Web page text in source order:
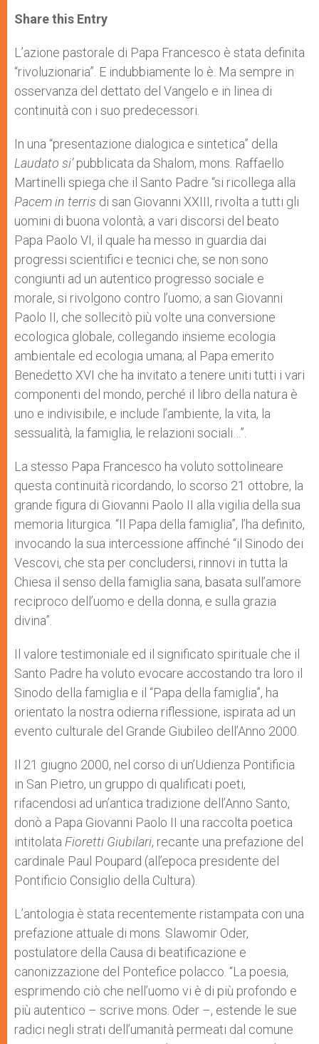
t
s
p
p
s
e
g
e
r
e
b
o
k
r
Share this Entry
L’azione pastorale di Papa Francesco è stata definita
“rivoluzionaria”. E indubbiamente lo è. Ma sempre in
osservanza del dettato del Vangelo e in linea di
continuità con i suo predecessori.
In una “presentazione dialogica e sintetica” della
Laudato si’pubblicata da Shalom, mons. Raffaello
Martinelli spiega che il Santo Padre “si ricollega alla
Pacem in terris di san Giovanni XXIII, rivolta a tutti gli
uomini di buona volontà; a vari discorsi del beato
Papa Paolo VI, il quale ha messo in guardia dai
progressi scientifici e tecnici che, se non sono
congiunti ad un autentico progresso sociale e
morale, si rivolgono contro l’uomo; a san Giovanni
Paolo II, che sollecitò più volte una conversione
ecologica globale, collegando insieme ecologia
ambientale ed ecologia umana; al Papa emerito
Benedetto XVI che ha invitato a tenere uniti tutti i vari
componenti del mondo, perché il libro della natura è
uno e indivisibile, e include l’ambiente, la vita, la
sessualità, la famiglia, le relazioni sociali…”.
La stesso Papa Francesco ha voluto sottolineare
questa continuità ricordando, lo scorso 21 ottobre, la
grande figura di Giovanni Paolo II alla vigilia della sua
memoria liturgica. “Il Papa della famiglia”, l’ha definito,
invocando la sua intercessione affinché “il Sinodo dei
Vescovi, che sta per concludersi, rinnovi in tutta la
Chiesa il senso della famiglia sana, basata sull’amore
reciproco dell’uomo e della donna, e sulla grazia
divina”.
Il valore testimoniale ed il significato spirituale che il
Santo Padre ha voluto evocare accostando tra loro il
Sinodo della famiglia e il “Papa della famiglia”, ha
orientato la nostra odierna riflessione, ispirata ad un
evento culturale del Grande Giubileo dell’Anno 2000.
Il 21 giugno 2000, nel corso di un’Udienza Pontificia
in San Pietro, un gruppo di qualificati poeti,
rifacendosi ad un’antica tradizione dell’Anno Santo,
donò a Papa Giovanni Paolo II una raccolta poetica
intitolata Fioretti Giubilari, recante una prefazione del
cardinale Paul Poupard (all’epoca presidente del
Pontificio Consiglio della Cultura).
L’antologia è stata recentemente ristampata con una
prefazione attuale di mons. Slawomir Oder,
postulatore della Causa di beatificazione e
canonizzazione del Pontefice polacco. “La poesia,
esprimendo ciò che nell’uomo vi è di più profondo e
più autentico – scrive mons. Oder –, estende le sue
radici negli strati dell’umanità permeati dal comune